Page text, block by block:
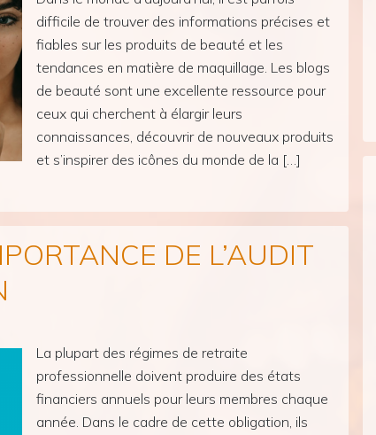
difficile de trouver des informations précises et
fiables sur les produits de beauté et les
tendances en matière de maquillage. Les blogs
de beauté sont une excellente ressource pour
ceux qui cherchent à élargir leurs
connaissances, découvrir de nouveaux produits
et s’inspirer des icônes du monde de la […]
DE L’AUDIT
La plupart des régimes de retraite
professionnelle doivent produire des états
financiers annuels pour leurs membres chaque
année. Dans le cadre de cette obligation, ils